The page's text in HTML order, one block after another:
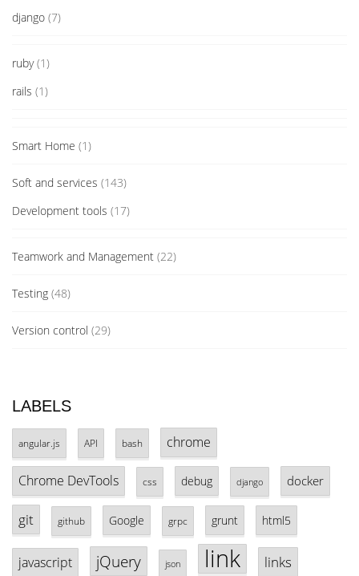
django (7)
ruby(1)
rails (1)
Smart Home (1)
Soft and services (143)
Development tools (17)
Teamwork and Management (22)
Testing (48)
Version control (29)
LABELS
angular.js API bash chrome
Chrome DevTools css debug django docker
git github Google grpc grunt html5
javascript jQuery json link links